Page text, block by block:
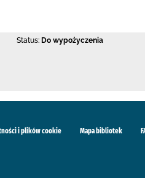
Status: Do wypożyczenia
i plików cookie Mapa bibliotek